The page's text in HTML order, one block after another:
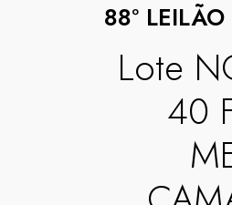
88º
Lote
40